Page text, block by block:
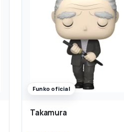
Funko oficial
Takamura